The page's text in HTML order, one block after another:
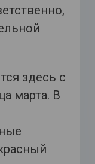
здесь с
марта. В